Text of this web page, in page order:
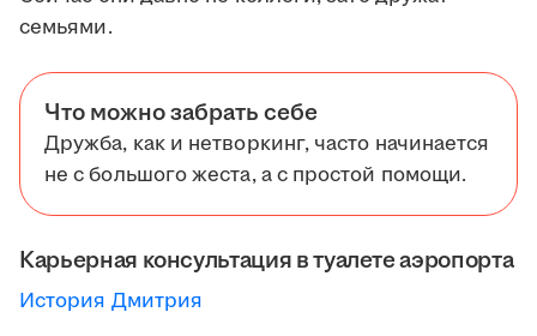
семьями.
Что можно забрать себе
Дружба, как и нетворкинг, часто начинается
не с большого жеста, а с простой помощи.
Карьерная консультация в туалете аэропорта
История Дмитрия